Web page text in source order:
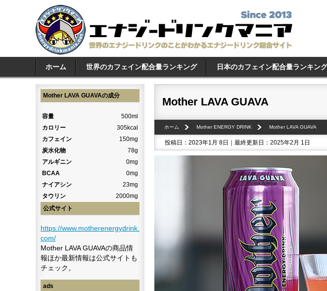
ホーム 世界のカフェイン配合量ランキング 日本のカフェイン配合量ランキング
Mother LAVA GUAVA
ホーム Mother ENERGY DRINK Mother LAVA GUAVA
投稿日：2023年1月 8日｜最終更新日：2025年2月 1日
Mother LAVA GUAVAの成分
容量
500ml
カロリー
305kcal
カフェイン
150mg
炭水化物
78g
アルギニン
0mg
BCAA
0mg
ナイアシン
23mg
タウリン
2000mg
公式サイト
https://www.motherenergydrink.
com/
Mother LAVA GUAVAの商品情
報ほか最新情報は公式サイトも
チェック。
ads